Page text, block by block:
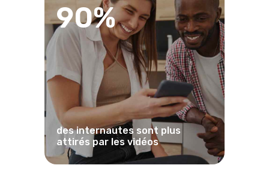
90%
des internautes sont plus
attirés par les vidéos